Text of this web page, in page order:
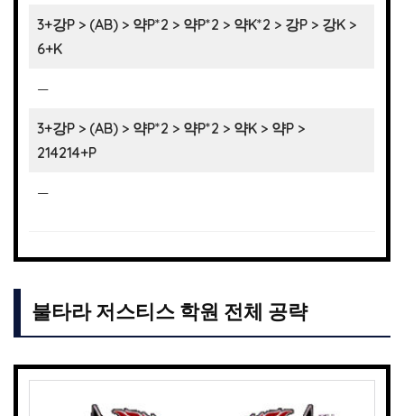
3+강P > (AB) > 약P*2 > 약P*2 > 약K*2 > 강P > 강K >
6+K
—
3+강P > (AB) > 약P*2 > 약P*2 > 약K > 약P >
214214+P
—
불타라 저스티스 학원 전체 공략